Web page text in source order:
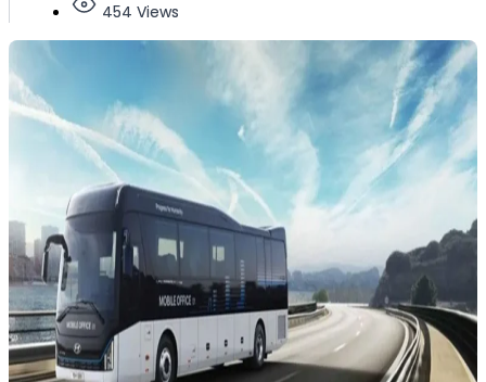
454 Views